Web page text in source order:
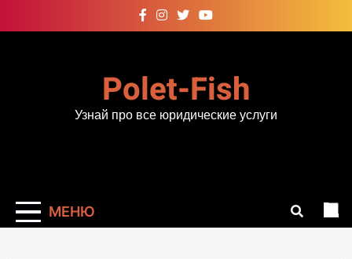
к
Polet-Fish
Узнай про все юридические услуги
МЕНЮ